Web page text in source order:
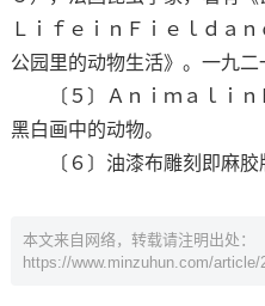
ＬｉｆｅｉｎＦｉｅｌｄａ
公园里的动物生活》。一九二
〔５〕Ａｎｉｍａｌｉｎ
黑白画中的动物。
〔６〕油漆布雕刻即麻胶
本文来自网络，转载请注明出处：
https://www.minzuhun.com/article/